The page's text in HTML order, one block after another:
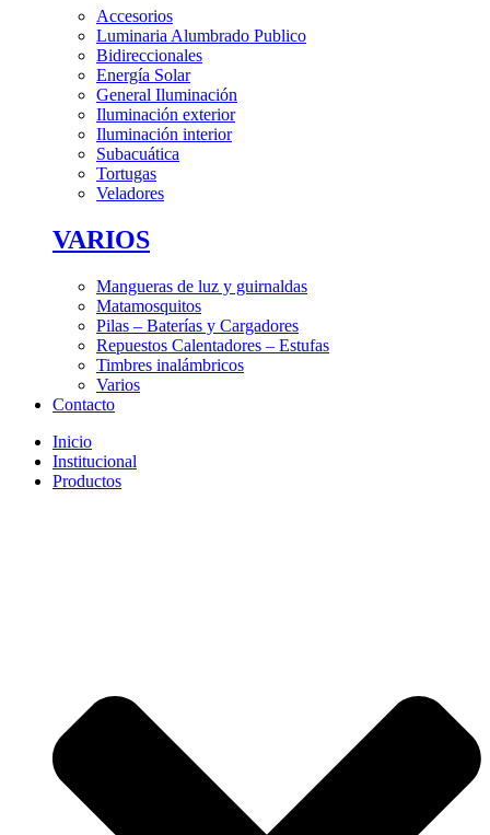
Accesorios
Luminaria Alumbrado Publico
Bidireccionales
Energía Solar
General Iluminación
Iluminación exterior
Iluminación interior
Subacuática
Tortugas
Veladores
VARIOS
Mangueras de luz y guirnaldas
Matamosquitos
Pilas – Baterías y Cargadores
Repuestos Calentadores – Estufas
Timbres inalámbricos
Varios
Contacto
Inicio
Institucional
Productos